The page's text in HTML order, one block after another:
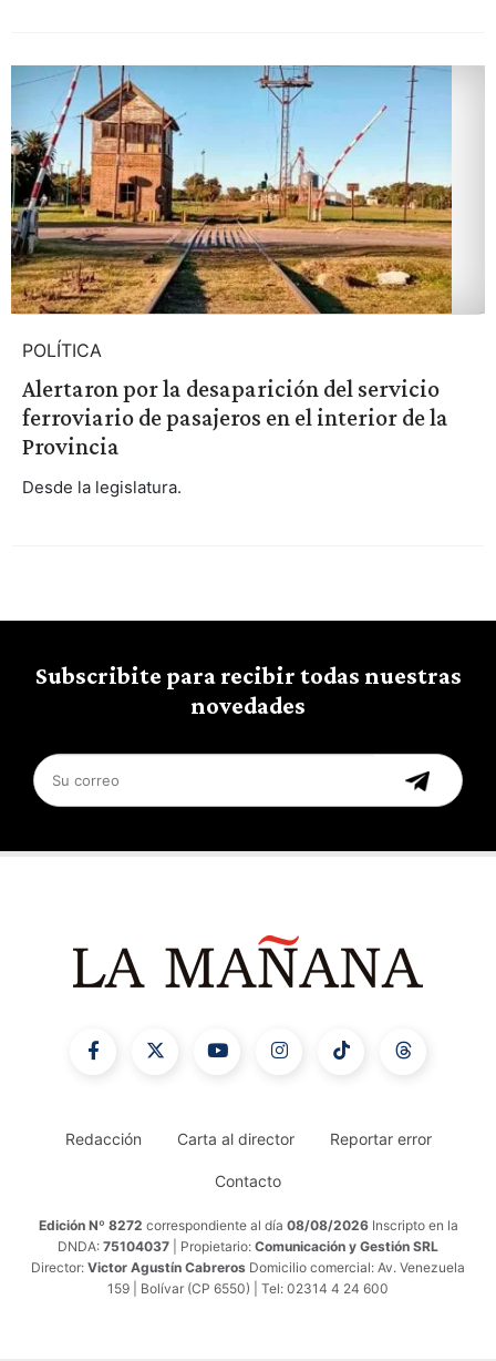
POLÍTICA
Alertaron por la desaparición del servicio
ferroviario de pasajeros en el interior de la
Provincia
Desde la legislatura.
Subscribite para recibir todas nuestras
novedades
Redacción Carta al director Reportar error
Contacto
Edición Nº 8272 correspondiente al día 08/08/2026 Inscripto en la
DNDA: 75104037 | Propietario: Comunicación y Gestión SRL
Director: Victor Agustín Cabreros Domicilio comercial: Av. Venezuela
159 | Bolívar (CP 6550) | Tel: 02314 4 24 600